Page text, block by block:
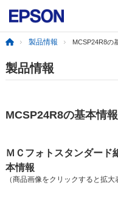
製品情報 MCSP24R8の
製品情報
MCSP24R8の基本情
ＭＣフォトスタンダード
本情報
（商品画像をクリックすると拡大